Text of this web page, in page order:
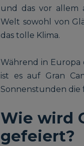
und das vor allem
Welt sowohl von
das tolle Klima.
Während in Europa
ist es auf Gran
Sonnenstunden die
Wie wird
gefeiert?